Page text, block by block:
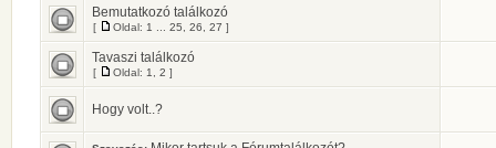
Bemutatkozó találkozó
[ Oldal: 1 25 26 27 ]
Tavaszi találkozó
[ Oldal: 1 2 ]
Hogy volt..?